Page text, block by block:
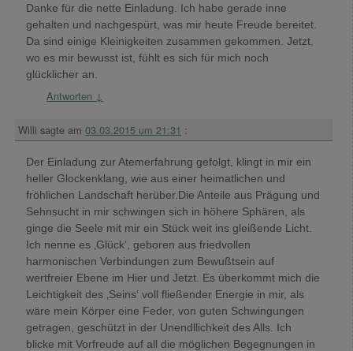
Danke für die nette Einladung. Ich habe gerade inne
gehalten und nachgespürt, was mir heute Freude bereitet.
Da sind einige Kleinigkeiten zusammen gekommen. Jetzt,
wo es mir bewusst ist, fühlt es sich für mich noch
glücklicher an.
Antworten ↓
Willi sagte am 03.03.2015 um 21:31 :
Der Einladung zur Atemerfahrung gefolgt, klingt in mir ein
heller Glockenklang, wie aus einer heimatlichen und
fröhlichen Landschaft herüber.Die Anteile aus Prägung und
Sehnsucht in mir schwingen sich in höhere Sphären, als
ginge die Seele mit mir ein Stück weit ins gleißende Licht.
Ich nenne es ‚Glück‘, geboren aus friedvollen
harmonischen Verbindungen zum Bewußtsein auf
wertfreier Ebene im Hier und Jetzt. Es überkommt mich die
Leichtigkeit des ‚Seins‘ voll fließender Energie in mir, als
wäre mein Körper eine Feder, von guten Schwingungen
getragen, geschützt in der Unendllichkeit des Alls. Ich
blicke mit Vorfreude auf all die möglichen Begegnungen in